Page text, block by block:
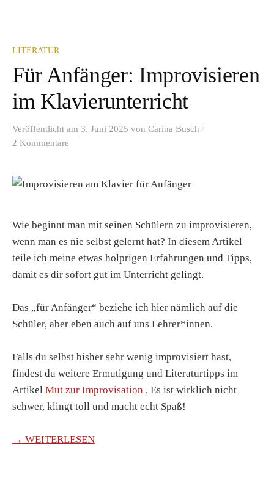
LITERATUR
Für Anfänger: Improvisieren
im Klavierunterricht
Veröffentlicht am 3. Juni 2025 von Carina Busch /
2 Kommentare
Wie beginnt man mit seinen Schülern zu improvisieren,
wenn man es nie selbst gelernt hat? In diesem Artikel
teile ich meine etwas holprigen Erfahrungen und Tipps,
damit es dir sofort gut im Unterricht gelingt.
Das „für Anfänger“ beziehe ich hier nämlich auf die
Schüler, aber eben auch auf uns Lehrer*innen.
Falls du selbst bisher sehr wenig improvisiert hast,
findest du weitere Ermutigung und Literaturtipps im
Artikel Mut zur Improvisation . Es ist wirklich nicht
schwer, klingt toll und macht echt Spaß!
→ WEITERLESEN